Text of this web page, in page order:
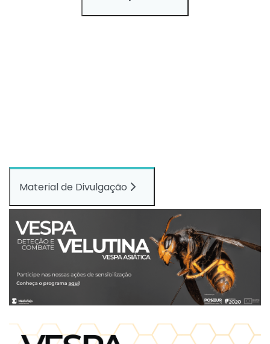
Material de Divulgação